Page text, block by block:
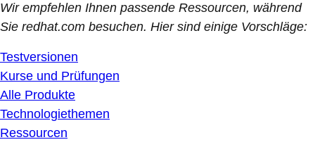
Wir empfehlen Ihnen passende Ressourcen, während
Sie redhat.com besuchen. Hier sind einige Vorschläge:
Testversionen
Kurse und Prüfungen
Alle Produkte
Technologiethemen
Ressourcen